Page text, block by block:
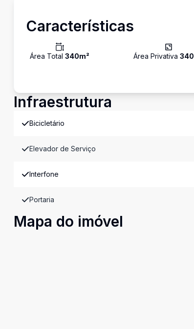
Características
Área Total 340m² Área Privativa 340
Infraestrutura
Bicicletário
Elevador de Serviço
Interfone
Portaria
Mapa do imóvel